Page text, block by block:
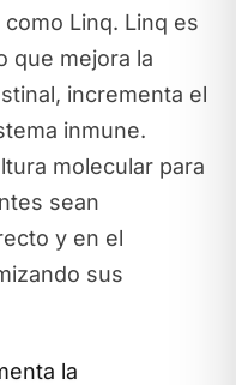
Linq. Linq es
que mejora la
incrementa el
inmune.
molecular para
sean
y en el
sus
la